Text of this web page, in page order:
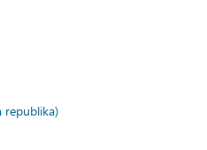
republika)